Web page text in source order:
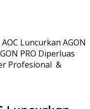
Luncurkan AGON
PRO Diperluas
Profesional &